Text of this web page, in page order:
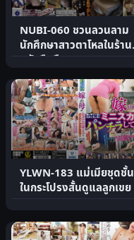
NUBI-060 ชวนลวนลาม
นักศึกษาสาวตาโหลในร้าน
หนังสือมือสอง
YLWN-183 แม่เมียชุดชั้น
ในกระโปรงสั้นดูแลลูกเขย